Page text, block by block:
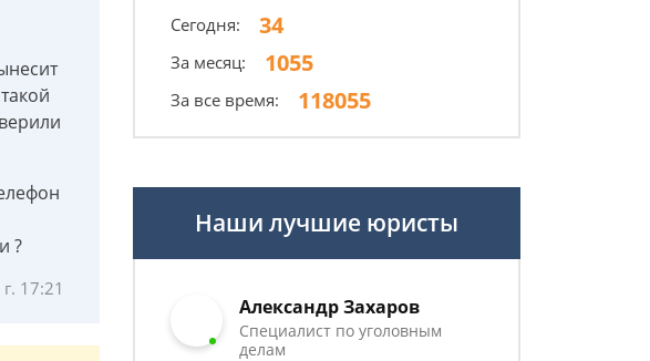
?
17:21
Сегодня: 34
За месяц: 1055
За все время: 118055
Наши лучшие юристы
Александр Захаров
Специалист по уголовным
делам